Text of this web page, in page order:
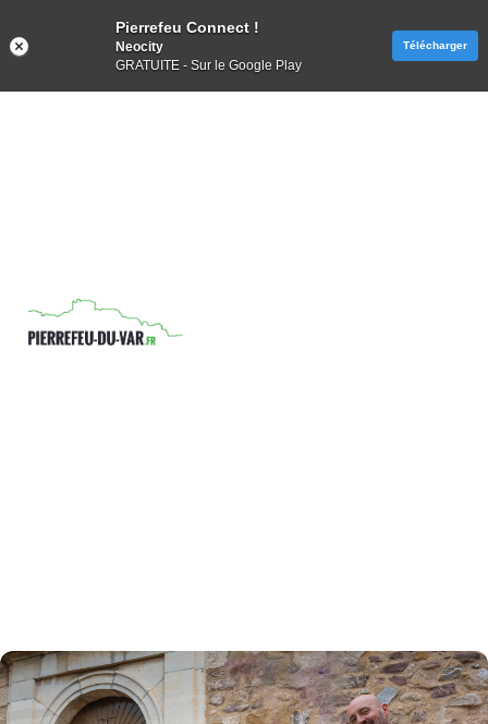
Pierrefeu Connect !
Neocity
GRATUITE - Sur le Google Play
Télécharger